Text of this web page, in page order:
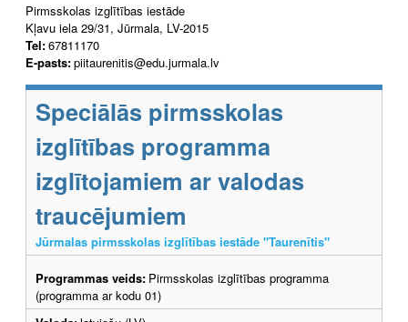
Pirmsskolas izglītības iestāde
Kļavu iela 29/31, Jūrmala, LV-2015
Tel:67811170
E-pasts:piitaurenitis@edu.jurmala.lv
Speciālās pirmsskolas
izglītības programma
izglītojamiem ar valodas
traucējumiem
Jūrmalas pirmsskolas izglītības iestāde "Taurenītis"
Programmas veids: Pirmsskolas izglītības programma
(programma ar kodu 01)